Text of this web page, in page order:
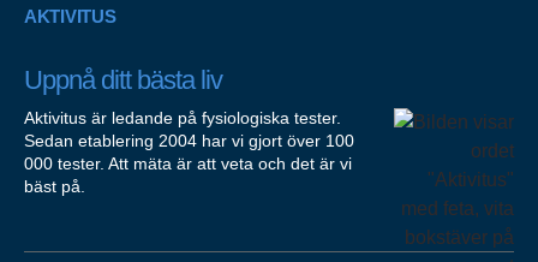
AKTIVITUS
Uppnå ditt bästa liv
Aktivitus är ledande på fysiologiska tester.
Sedan etablering 2004 har vi gjort över 100
000 tester. Att mäta är att veta och det är vi
bäst på.